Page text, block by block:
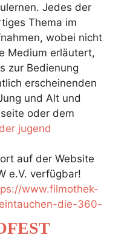
Jedes der
Thema im
wobei nicht
Medium erläutert,
zur Bedienung
erscheinenden
und Alt und
oder dem
jugend
auf der Website
e.V. verfügbar!
www.filmothek-
die-360-